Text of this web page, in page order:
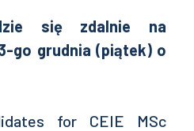
się zdalnie na
go grudnia (piątek) o
for CEIE MSc